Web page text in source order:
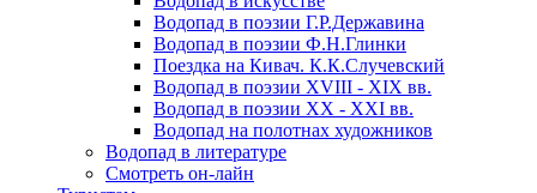
Водопад в поэзии Г.Р.Державина
Водопад в поэзии Ф.Н.Глинки
Поездка на Кивач. К.К.Случевский
Водопад в поэзии XVIII - XIX вв.
Водопад в поэзии XX - XXI вв.
Водопад на полотнах художников
Водопад в литературе
Смотреть он-лайн